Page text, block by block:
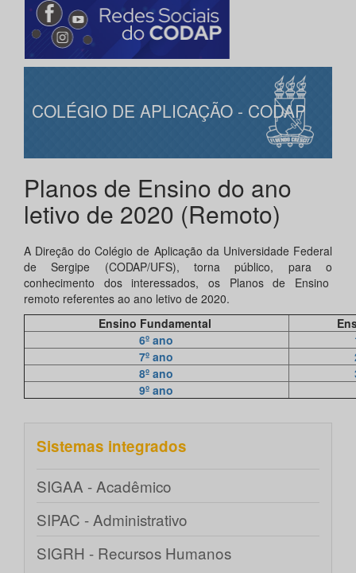
COLÉGIO DE APLICAÇÃO - CODAP
Planos de Ensino do ano
letivo de 2020 (Remoto)
A Direção do Colégio de Aplicação da Universidade Federal
de Sergipe (CODAP/UFS), torna público, para o
conhecimento dos interessados, os Planos de Ensino
remoto referentes ao ano letivo de 2020.
Ensino Fundamental
6º ano
7º ano
8º ano
9º ano
Sistemas integrados
SIGAA - Acadêmico
SIPAC - Administrativo
SIGRH - Recursos Humanos